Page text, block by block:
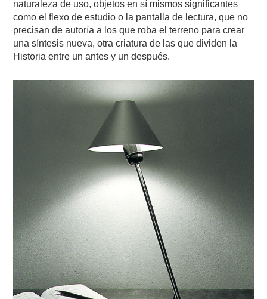
naturaleza de uso, objetos en sí mismos significantes
como el flexo de estudio o la pantalla de lectura, que no
precisan de autoría a los que roba el terreno para crear
una síntesis nueva, otra criatura de las que dividen la
Historia entre un antes y un después.